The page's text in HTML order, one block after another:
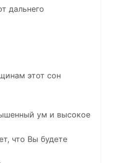
дальнего
этот сон
ум и высокое
что Вы будете